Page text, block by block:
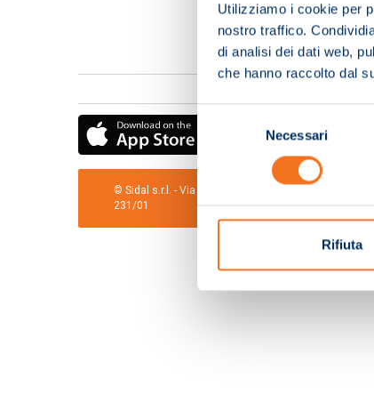
Utilizziamo i cookie per
nostro traffico.
di analisi dei dati web,
che hanno raccolto dal
Selezione
consenso
Necessari
Rifiuta
© Sidal s.r.l. - Via S.Agostino,50, 51100 Pistoia -
231/01